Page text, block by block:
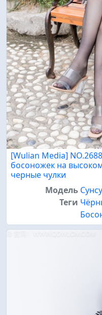
[Wulian Media]
босоножек на
черные чулки
Модель
Теги